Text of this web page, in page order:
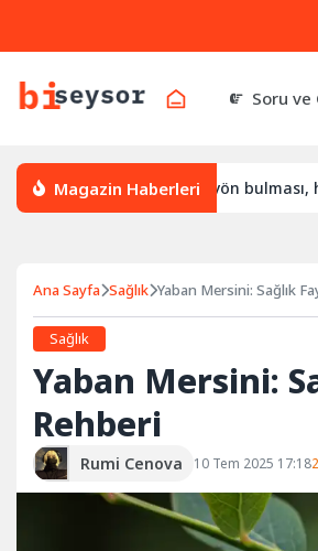
Soru ve
Magazin Haberleri
bulur, leylek yön bulması,
Ana Sayfa Sağlık Yaban Mersini: Sağlık
Sağlık
Yaban Mersini:
Rehberi
Rumi Cenova 10 Tem 2025 17:18